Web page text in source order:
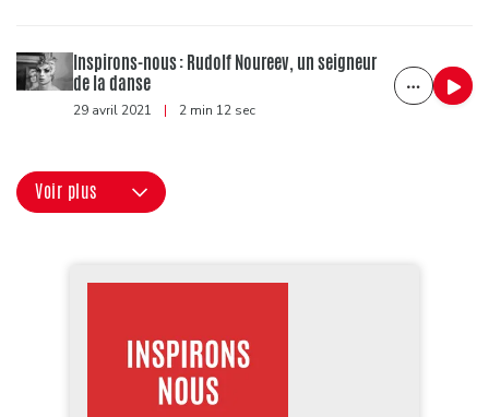
Inspirons-nous : Rudolf Noureev, un seigneur
de la danse
29 avril 2021 | 2 min 12 sec
Voir plus